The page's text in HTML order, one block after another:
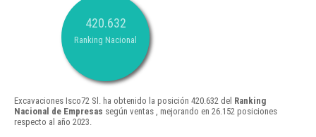
420.632
Ranking Nacional
Excavaciones Isco72 Sl. ha obtenido la posición 420.632 del Ranking
Nacional de Empresas según ventas , mejorando en 26.152 posiciones
respecto al año 2023.